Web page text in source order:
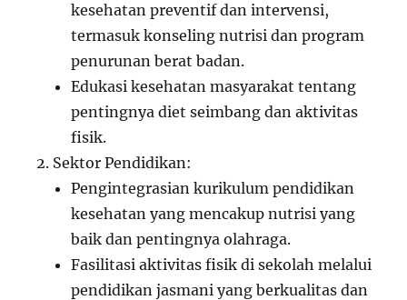
kesehatan preventif dan intervensi,
termasuk konseling nutrisi dan program
penurunan berat badan.
Edukasi kesehatan masyarakat tentang
pentingnya diet seimbang dan aktivitas
fisik.
Sektor Pendidikan:
Pengintegrasian kurikulum pendidikan
kesehatan yang mencakup nutrisi yang
baik dan pentingnya olahraga.
Fasilitasi aktivitas fisik di sekolah melalui
pendidikan jasmani yang berkualitas dan